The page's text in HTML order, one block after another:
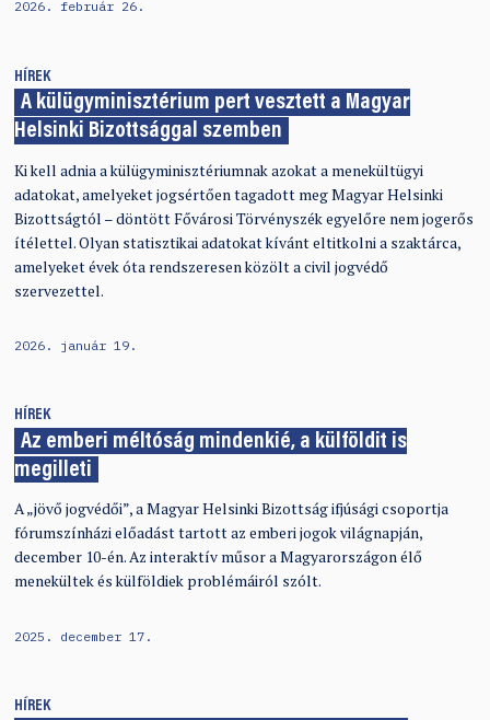
2026. február 26.
HÍREK
A külügyminisztérium pert vesztett a Magyar
Helsinki Bizottsággal szemben
Ki kell adnia a külügyminisztériumnak azokat a menekültügyi
adatokat, amelyeket jogsértően tagadott meg Magyar Helsinki
Bizottságtól – döntött Fővárosi Törvényszék egyelőre nem jogerős
ítélettel. Olyan statisztikai adatokat kívánt eltitkolni a szaktárca,
amelyeket évek óta rendszeresen közölt a civil jogvédő
szervezettel.
2026. január 19.
HÍREK
Az emberi méltóság mindenkié, a külföldit is
megilleti
A „jövő jogvédői”, a Magyar Helsinki Bizottság ifjúsági csoportja
fórumszínházi előadást tartott az emberi jogok világnapján,
december 10-én. Az interaktív műsor a Magyarországon élő
menekültek és külföldiek problémáiról szólt.
2025. december 17.
HÍREK